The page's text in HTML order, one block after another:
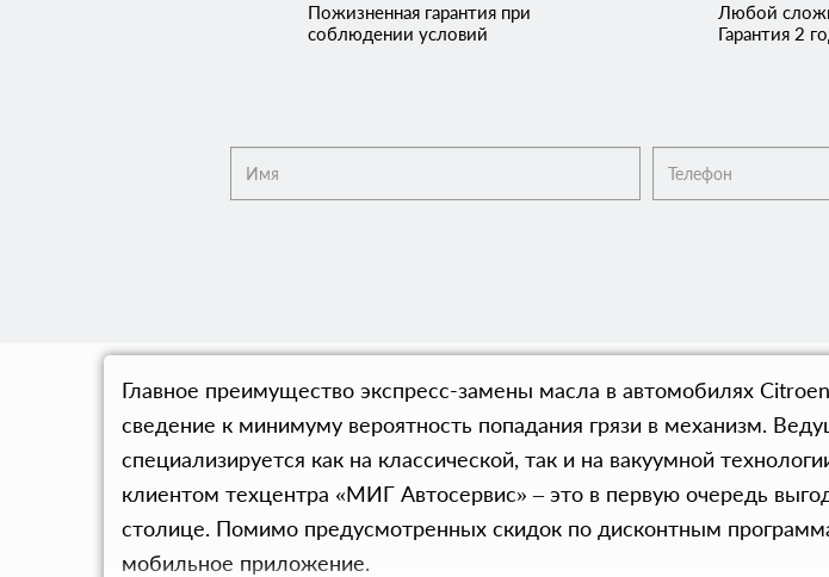
Пожизненная гарантия при
соблюдении условий
Любой
Гарантия 2
Главное преимущество экспресс-замены масла в автомобилях
сведение к минимуму вероятность попадания грязи в механизм.
специализируется как на классической, так и на вакуумной
клиентом техцентра «МИГ Автосервис» – это в первую очередь
столице. Помимо предусмотренных скидок по дисконтным
мобильное приложение.